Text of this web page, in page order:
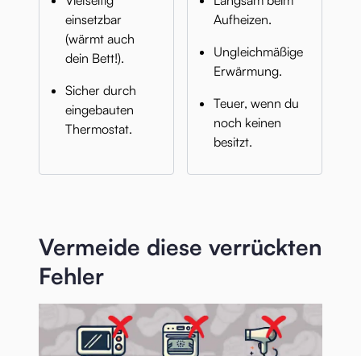
einsetzbar
(wärmt auch
dein Bett!).
Sicher durch
eingebauten
Thermostat.
Aufheizen.
Ungleichmäßige
Erwärmung.
Teuer, wenn du
noch keinen
besitzt.
Vermeide diese verrückten
Fehler